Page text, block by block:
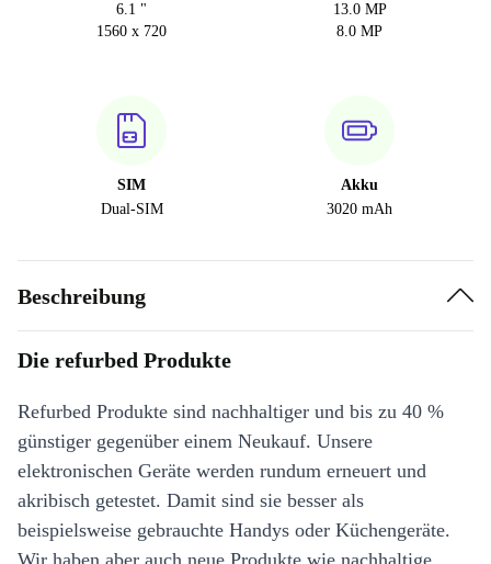
6.1 "
1560 x 720
13.0 MP
8.0 MP
SIM
Dual-SIM
Akku
3020 mAh
Beschreibung
Die refurbed Produkte
Refurbed Produkte sind nachhaltiger und bis zu 40 %
günstiger gegenüber einem Neukauf. Unsere
elektronischen Geräte werden rundum erneuert und
akribisch getestet. Damit sind sie besser als
beispielsweise gebrauchte Handys oder Küchengeräte.
Wir haben aber auch neue Produkte wie nachhaltige